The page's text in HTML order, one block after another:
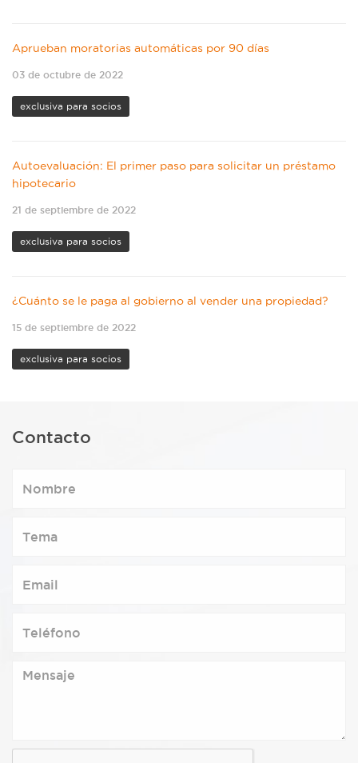
Aprueban moratorias automáticas por 90 días
03 de octubre de 2022
exclusiva para socios
Autoevaluación: El primer paso para solicitar un préstamo
hipotecario
21 de septiembre de 2022
exclusiva para socios
¿Cuánto se le paga al gobierno al vender una propiedad?
15 de septiembre de 2022
exclusiva para socios
Contacto